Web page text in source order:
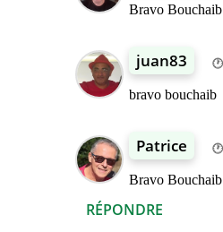
RÉPONDRE
Bravo Bouchaib
juan83
bravo bouchaib
Patrice
Bravo Bouchaib